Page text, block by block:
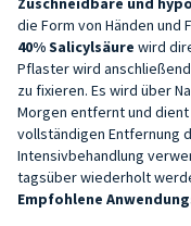
die Form von Händen und
40% Salicylsäure wird
Pflaster wird
zu fixieren. Es wird über
Morgen entfernt und
vollständigen Entfernung
Intensivbehandlung
tagsüber wiederholt
Empfohlene